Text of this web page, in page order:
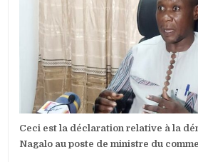
Ceci est la déclaration relative à la
Nagalo au poste de ministre du